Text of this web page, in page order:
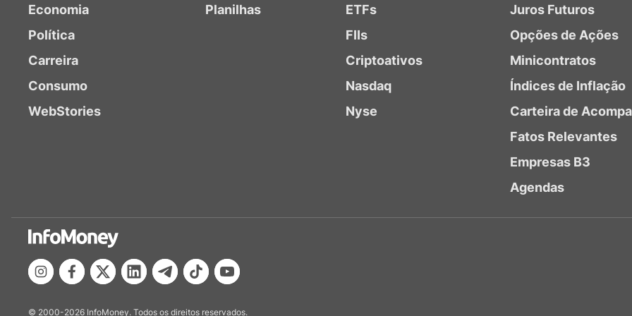
Economia
Política
Carreira
Consumo
WebStories
Planilhas
ETFs
FIIs
Criptoativos
Nasdaq
Nyse
Juros Futuros
Opções de Ações
Minicontratos
Índices de Inflação
Carteira de
Fatos Relevantes
Empresas B3
Agendas
© 2000-2026 InfoMoney. Todos os direitos reservados.